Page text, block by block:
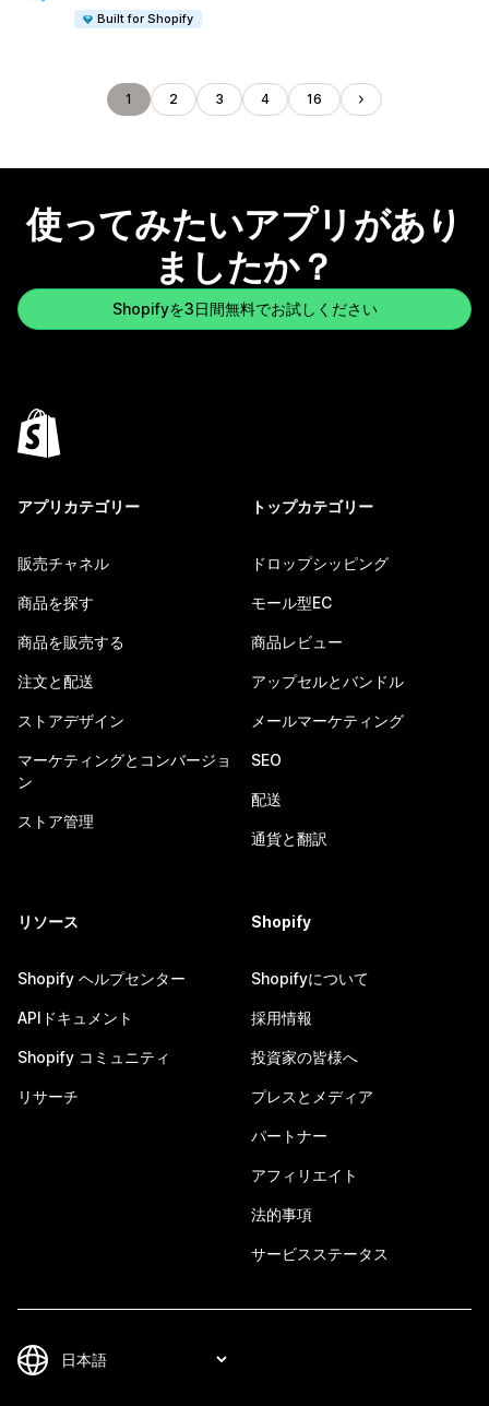
Built for Shopify
1 2 3 4 16
使ってみたいアプリがあり
ましたか？
Shopifyを3日間無料でお試しください
アプリカテゴリー
販売チャネル
商品を探す
商品を販売する
注文と配送
ストアデザイン
マーケティングとコンバージョ
ン
ストア管理
トップカテゴリー
ドロップシッピング
モール型EC
商品レビュー
アップセルとバンドル
メールマーケティング
SEO
配送
通貨と翻訳
リソース
Shopify ヘルプセンター
APIドキュメント
Shopify コミュニティ
リサーチ
Shopify
Shopifyについて
採用情報
投資家の皆様へ
プレスとメディア
パートナー
アフィリエイト
法的事項
サービスステータス